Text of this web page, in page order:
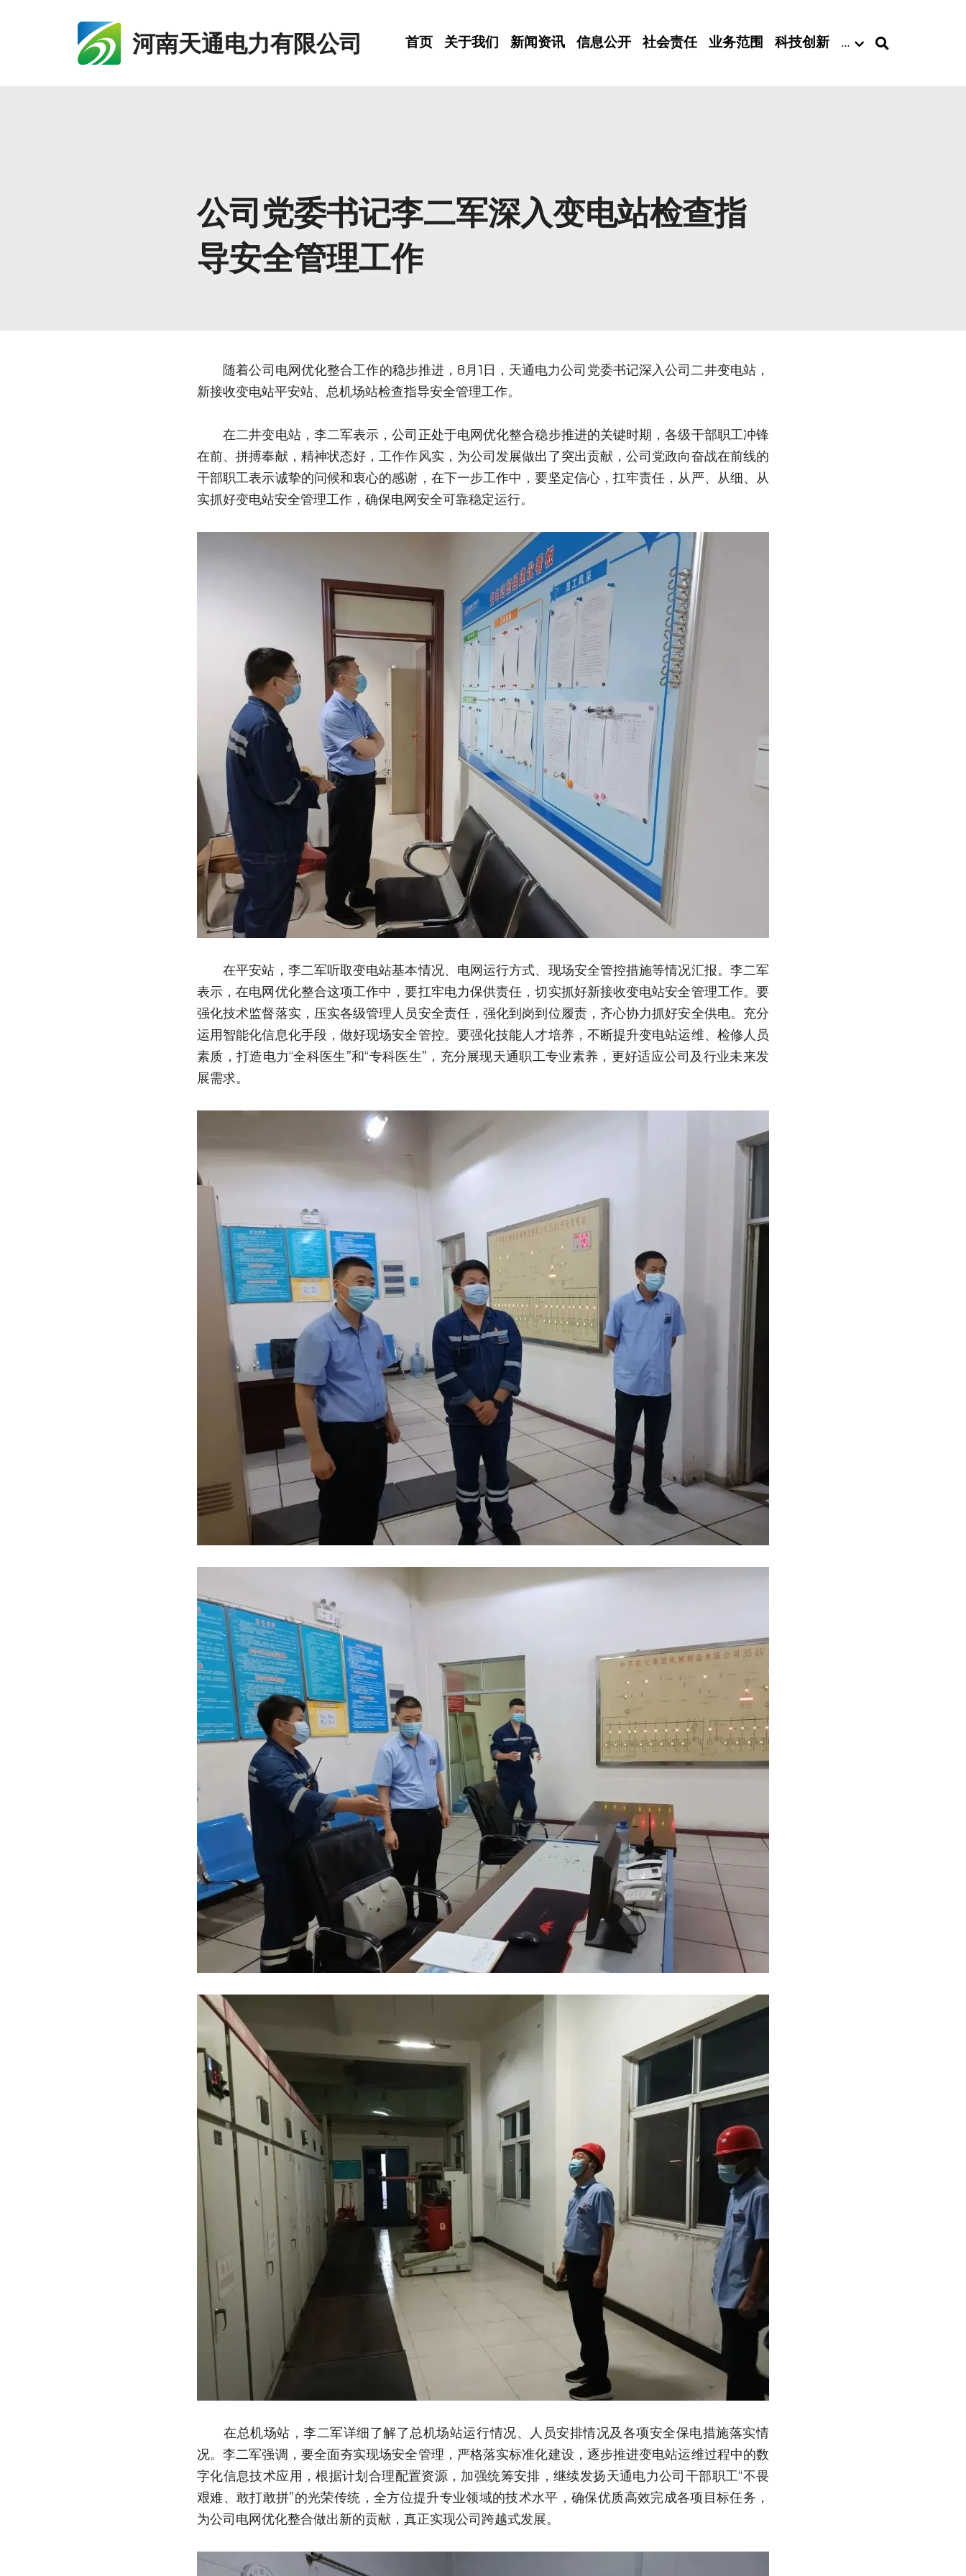
河南天通电力有限公司 首页 关于我们 新闻资讯 信息公开 社会责任 业务范围 科技创新 …
公司党委书记李二军深入变电站检查指
导安全管理工作
随着公司电网优化整合工作的稳步推进，8月1日，天通电力公司党委书记深入公司二井变电站，
新接收变电站平安站、总机场站检查指导安全管理工作。
在二井变电站，李二军表示，公司正处于电网优化整合稳步推进的关键时期，各级干部职工冲锋
在前、拼搏奉献，精神状态好，工作作风实，为公司发展做出了突出贡献，公司党政向奋战在前线的
干部职工表示诚挚的问候和衷心的感谢，在下一步工作中，要坚定信心，扛牢责任，从严、从细、从
实抓好变电站安全管理工作，确保电网安全可靠稳定运行。
在平安站，李二军听取变电站基本情况、电网运行方式、现场安全管控措施等情况汇报。李二军
表示，在电网优化整合这项工作中，要扛牢电力保供责任，切实抓好新接收变电站安全管理工作。要
强化技术监督落实，压实各级管理人员安全责任，强化到岗到位履责，齐心协力抓好安全供电。充分
运用智能化信息化手段，做好现场安全管控。要强化技能人才培养，不断提升变电站运维、检修人员
素质，打造电力“全科医生”和“专科医生”，充分展现天通职工专业素养，更好适应公司及行业未来发
展需求。
在总机场站，李二军详细了解了总机场站运行情况、人员安排情况及各项安全保电措施落实情
况。李二军强调，要全面夯实现场安全管理，严格落实标准化建设，逐步推进变电站运维过程中的数
字化信息技术应用，根据计划合理配置资源，加强统筹安排，继续发扬天通电力公司干部职工“不畏
艰难、敢打敢拼”的光荣传统，全方位提升专业领域的技术水平，确保优质高效完成各项目标任务，
为公司电网优化整合做出新的贡献，真正实现公司跨越式发展。